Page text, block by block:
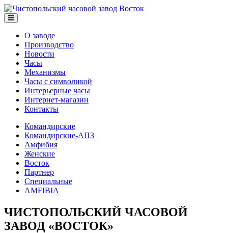
О заводе
Производство
Новости
Часы
Механизмы
Часы с символикой
Интерьерные часы
Интернет-магазин
Контакты
Командирские
Командирские-АПЗ
Амфибия
Женские
Восток
Партнер
Специальные
AMFIBIA
ЧИСТОПОЛЬСКИЙ ЧАСОВОЙ
ЗАВОД «ВОСТОК»